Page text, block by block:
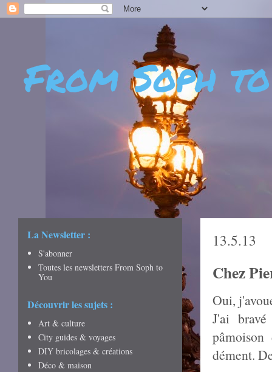
From Soph
- DÉCOUVERTES -
CRÉATIVITÉ - ART
13.5.13
Chez
Oui,
J'ai
dément.
La Newsletter :
S'abonner
Toutes les newsletters From Soph to
You
Découvrir les sujets :
Art & culture
City guides & voyages
DIY bricolages & créations
Déco & maison